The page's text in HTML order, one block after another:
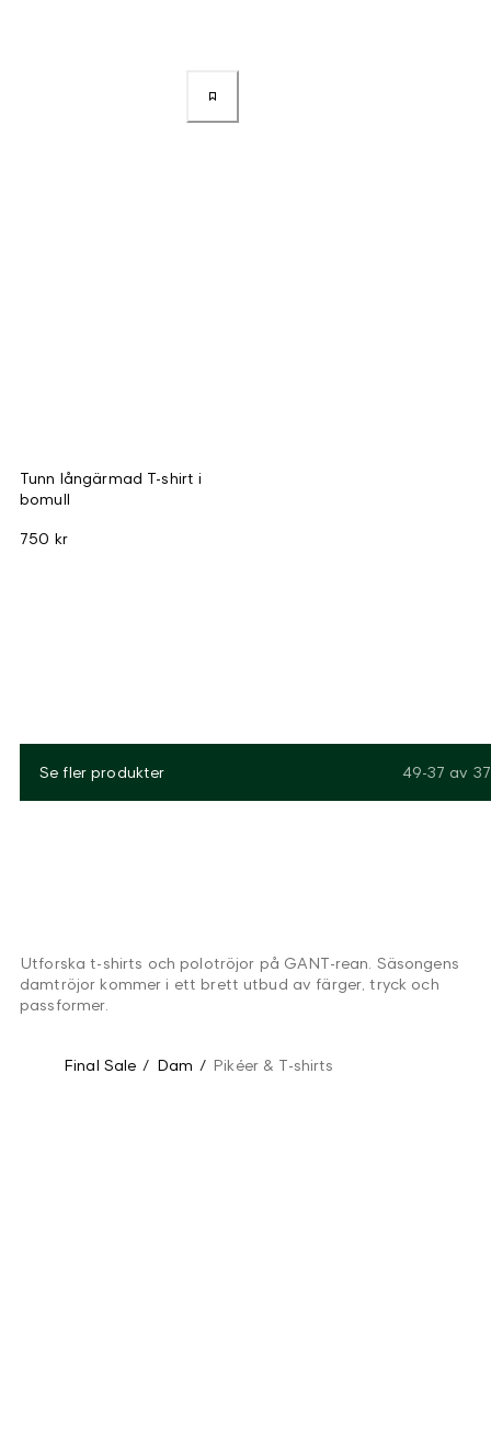
Tunn långärmad T-shirt i
bomull
750 kr
Se fler produkter 49-37 av 37
Utforska t-shirts och polotröjor på GANT-rean. Säsongens
damtröjor kommer i ett brett utbud av färger, tryck och
passformer.
Final Sale / Dam / Pikéer & T-shirts